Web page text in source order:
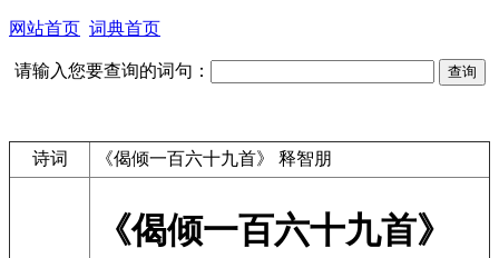
网站首页 词典首页
请输入您要查询的词句：
诗词 《偈倾一百六十九首》 释智朋
《偈倾一百六十九首》